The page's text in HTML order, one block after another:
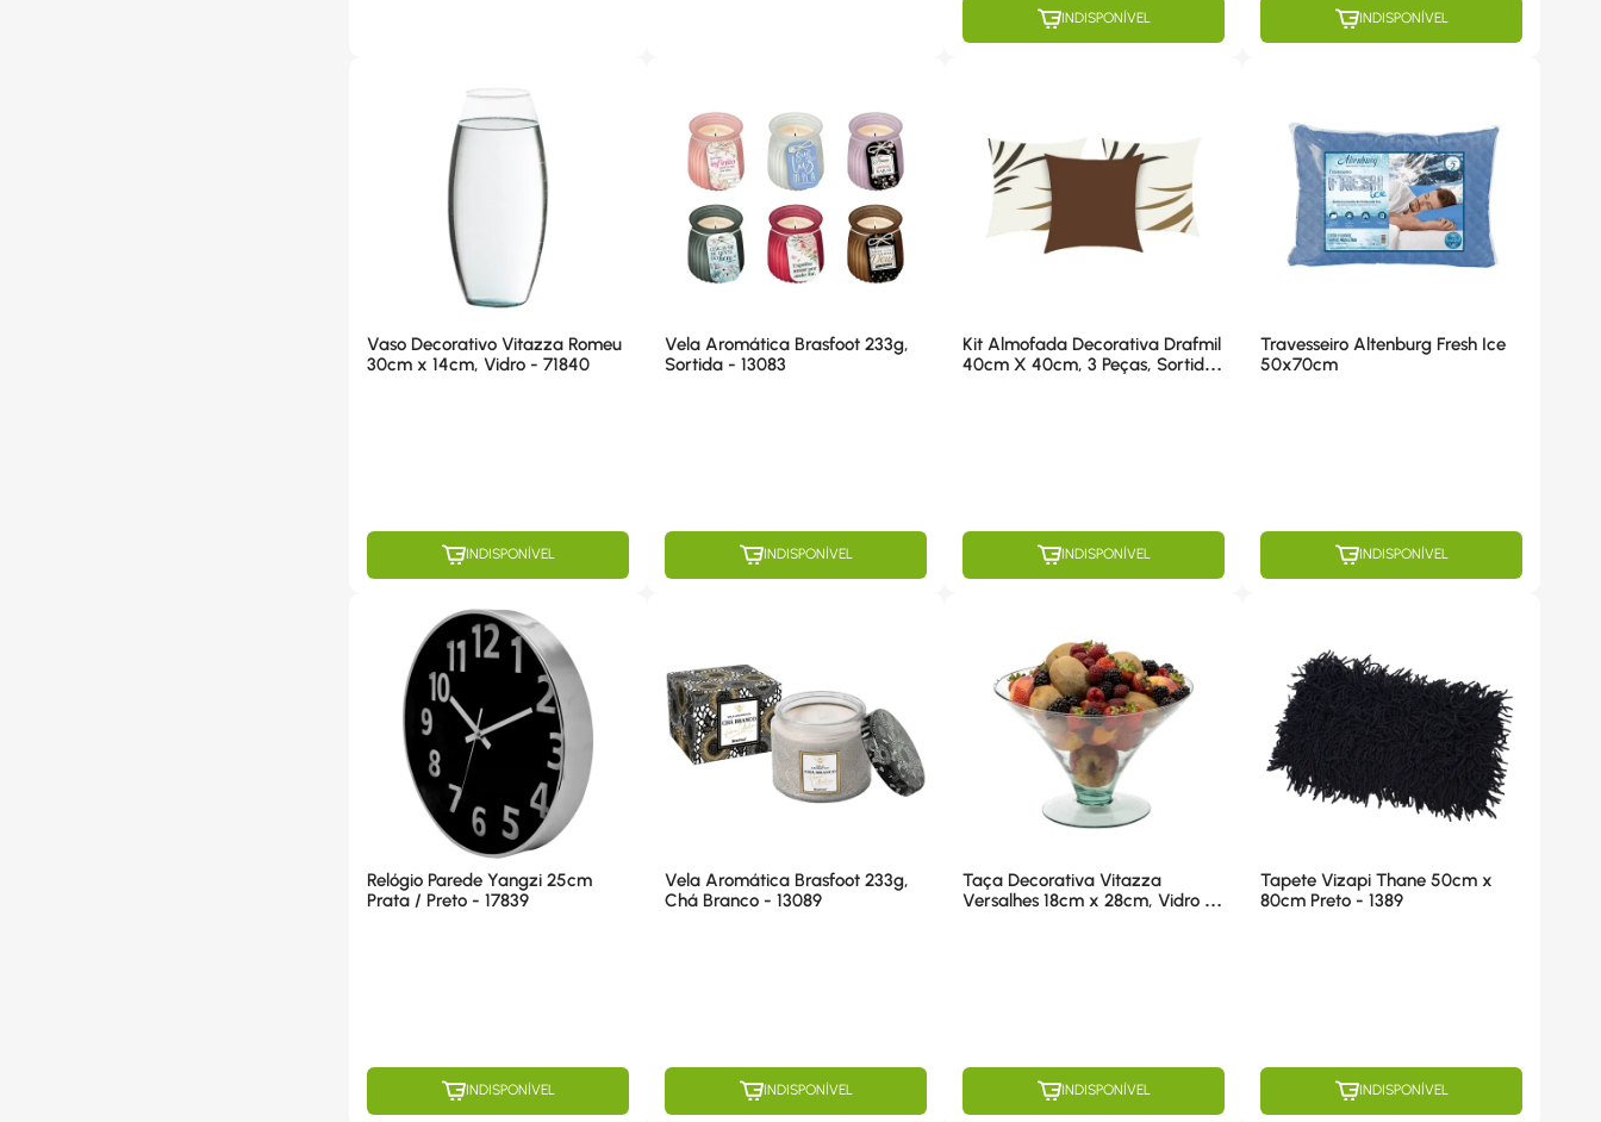
INDISPONÍVEL INDISPONÍVEL
Vaso Decorativo Vitazza Romeu
30cm x 14cm, Vidro - 71840
INDISPONÍVEL
Vela Aromática Brasfoot 233g,
Sortida - 13083
INDISPONÍVEL
Kit Almofada Decorativa Drafmil
40cm X 40cm, 3 Peças, Sortida
INDISPONÍVEL
Travesseiro Altenburg Fresh Ice
50x70cm
INDISPONÍVEL
Relógio Parede Yangzi 25cm
Prata / Preto - 17839
INDISPONÍVEL
Vela Aromática Brasfoot 233g,
Chá Branco - 13089
INDISPONÍVEL
Taça Decorativa Vitazza
Versalhes 18cm x 28cm, Vidro -
INDISPONÍVEL
Tapete Vizapi Thane 50cm x
80cm Preto - 1389
INDISPONÍVEL